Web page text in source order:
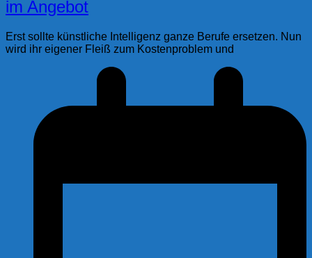
im Angebot
Erst sollte künstliche Intelligenz ganze Berufe ersetzen. Nun
wird ihr eigener Fleiß zum Kostenproblem und